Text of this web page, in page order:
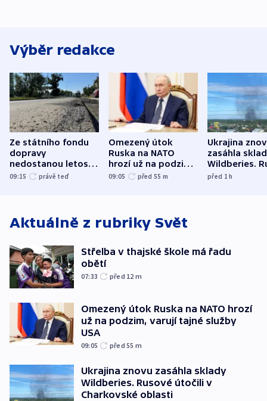
Výběr redakce
Ze státního fondu
dopravy
nedostanou letos
kraje na silnice ani
09:15 právě teď
Omezený útok
Ruska na NATO
hrozí už na podzim,
varují tajné služby
09:05 před 55 m
Ukrajina
zasáhla
Wildberies.
útočili v
před 1h
Aktuálně z rubriky Svět
Střelba v thajské škole má řadu
obětí
07:33 před 12 m
Omezený útok Ruska na NATO hrozí
už na podzim, varují tajné služby
USA
09:05 před 55 m
Ukrajina znovu zasáhla sklady
Wildberies. Rusové útočili v
Charkovské oblasti